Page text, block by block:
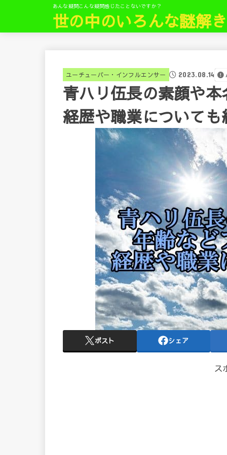
あんな疑問こんな疑問感じたことないですか？
世の中のいろんな謎解き
ユーチューバー・インフルエンサー 2023.08.14
青ハリ伍長の素顔や
経歴や職業についても
ポスト シェア
ス